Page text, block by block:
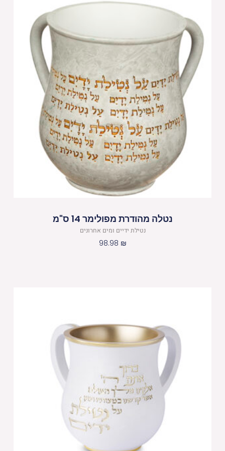
נטלה מהודרת מפולימר 14 ס"מ
נטילת ידיים ומים אחרונים
98.98 ₪